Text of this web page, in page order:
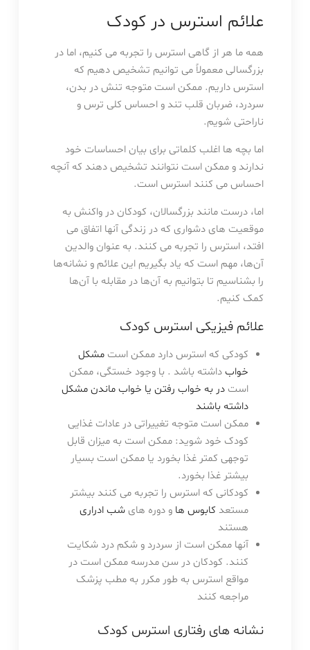
علائم استرس در کودک
همه ما هر از گاهی استرس را تجربه می کنیم، اما در
بزرگسالی معمولاً می توانیم تشخیص دهیم که
استرس داریم. ممکن است متوجه تنش در بدن،
سردرد، ضربان قلب تند و احساس کلی ترس و
ناراحتی شویم.
اما بچه ها اغلب کلماتی برای بیان احساسات خود
ندارند و ممکن است نتوانند تشخیص دهند که آنچه
احساس می کنند استرس است.
اما، درست مانند بزرگسالان، کودکان در واکنش به
موقعیت های دشواری که در زندگی آنها اتفاق می
افتد، استرس را تجربه می کنند. به عنوان والدین
آن‌ها، مهم است که یاد بگیریم این علائم و نشانه‌ها
را بشناسیم تا بتوانیم به آن‌ها در مقابله با آن‌ها
کمک کنیم.
علائم فیزیکی استرس کودک
کودکی که استرس دارد ممکن استمشکل
خوابداشته باشد . با وجود خستگی، ممکن
استدر به خواب رفتن یا خواب ماندن مشکل
داشته باشند
ممکن است متوجه تغییراتی در عادات غذایی
کودک خود شوید: ممکن است به میزان قابل
توجهی کمتر غذا بخورد یا ممکن است بسیار
بیشتر غذا بخورد.
کودکانی که استرس را تجربه می کنند بیشتر
مستعد کابوس ها و دوره هایشب ادراری
هستند
آنها ممکن است از سردرد و شکم درد شکایت
کنند. کودکان در سن مدرسه ممکن است در
مواقع استرس به طور مکرر به مطب پزشک
مراجعه کنند
نشانه های رفتاری استرس کودک